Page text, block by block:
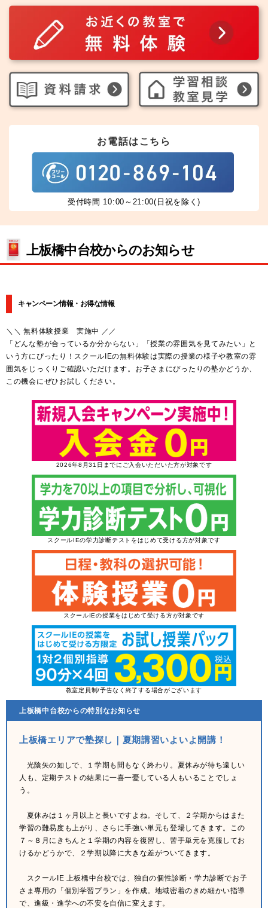
お電話はこちら
受付時間 10:00～21:00(日祝を除く)
上板橋中台校からのお知らせ
キャンペーン情報・お得な情報
＼＼ 無料体験授業 実施中 ／／
「どんな塾が合っているか分からない」「授業の雰囲気を見てみたい」と
いう方にぴったり！スクールIEの無料体験は実際の授業の様子や教室の雰
囲気をじっくりご確認いただけます。お子さまにぴったりの塾かどうか、
この機会にぜひお試しください。
2026年8月31日までにご入会いただいた方が対象です
スクールIEの学力診断テストをはじめて受ける方が対象です
スクールIEの授業をはじめて受ける方が対象です
教室定員制/予告なく終了する場合がございます
上板橋中台校からの特別なお知らせ
上板橋エリアで塾探し｜夏期講習いよいよ開講！
光陰矢の如しで、１学期も間もなく終わり。夏休みが待ち遠しい
人も、定期テストの結果に一喜一憂している人もいることでしょ
う。
夏休みは１ヶ月以上と長いですよね。そして、２学期からはまた
学習の難易度も上がり、さらに手強い単元も登場してきます。この
７～８月にきちんと１学期の内容を復習し、苦手単元を克服してお
けるかどうかで、２学期以降に大きな差がついてきます。
スクールIE 上板橋中台校では、独自の個性診断・学力診断でお子
さま専用の「個別学習プラン」を作成。地域密着のきめ細かい指導
で、進級・進学への不安を自信に変えます。